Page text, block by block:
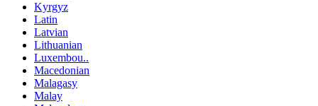
Kyrgyz
Latin
Latvian
Lithuanian
Luxembou..
Macedonian
Malagasy
Malay